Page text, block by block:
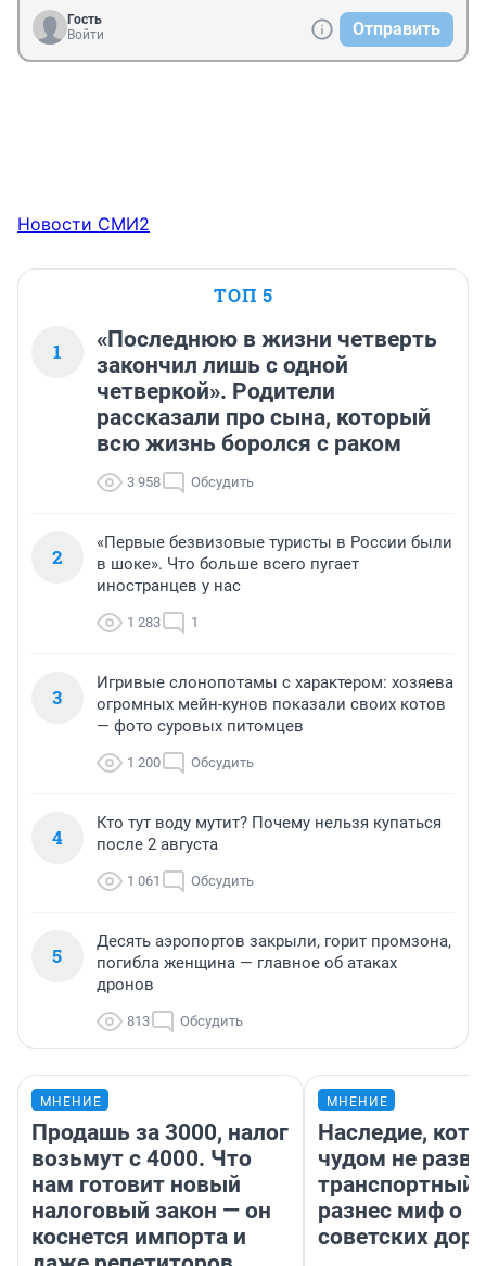
Гость
Войти
Отправить
Новости СМИ2
ТОП 5
1
«Последнюю в жизни четверть
закончил лишь с одной
четверкой». Родители
рассказали про сына, который
всю жизнь боролся с раком
3 958 Обсудить
2
«Первые безвизовые туристы в России были
в шоке». Что больше всего пугает
иностранцев у нас
1 283 1
3
Игривые слонопотамы с характером: хозяева
огромных мейн-кунов показали своих котов
— фото суровых питомцев
1 200 Обсудить
4
Кто тут воду мутит? Почему нельзя купаться
после 2 августа
1 061 Обсудить
5
Десять аэропортов закрыли, горит промзона,
погибла женщина — главное об атаках
дронов
813 Обсудить
МНЕНИЕ
Продашь за 3000, налог
возьмут с 4000. Что
нам готовит новый
налоговый закон — он
коснется импорта и
МНЕНИЕ
Наследие,
чудом не
транспортный
разнес миф о
советских